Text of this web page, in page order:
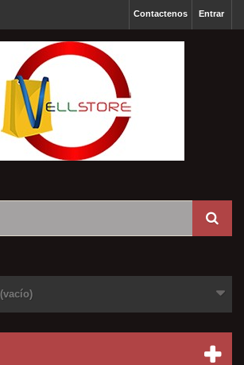
Entrar
Contactenos
(vacío)